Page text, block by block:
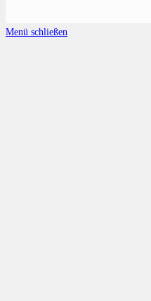
Menü schließen